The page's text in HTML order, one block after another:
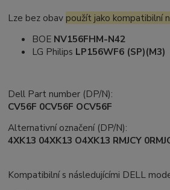
Lze bez obav použít jako kompatibilní
BOE NV156FHM-N42
LG Philips LP156WF6 (SP)(M3)
Dell Part number (DP/N):
CV56F 0CV56F OCV56F
Alternativní označení (DP/N):
4XK13 04XK13 O4XK13 RMJCY
Kompatibilní s následujícími DELL